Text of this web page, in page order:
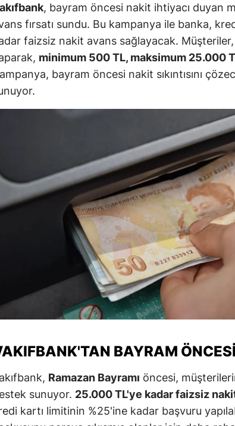
Çorum
Denizli
Erzincan
Erzurum
Eskişehir
Gaziantep
Giresun
Gümüşhane
Hakkari
Hatay
Mersin
İstanbul
İzmir
, bayram öncesi nakit ihtiyacı duyan
fırsatı sundu. Bu kampanya ile banka,
faizsiz nakit avans sağlayacak. Müşteriler,
minimum 500 TL, maksimum 25.000
bayram öncesi nakit sıkıntısını
BAYRAM
Ramazan Bayramı öncesi,
sunuyor. 25.000 TL'ye kadar faizsiz
kartı limitinin %25'ine kadar başvuru